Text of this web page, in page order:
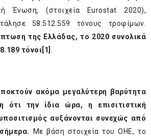
Ένωση, (στοιχεία Eurostat 2020),
58.512.559 τόνους τροφίμων.
της Ελλάδας, το 2020 συνολικά
τόνοι [1]
ακόμα μεγαλύτερη βαρύτητα
ότι την ίδια ώρα, η επισιτιστική
αυξάνονται συνεχώς από
Με βάση στοιχεία του ΟΗΕ, το